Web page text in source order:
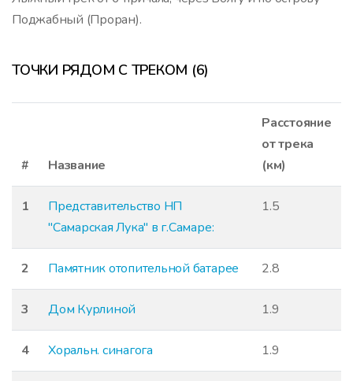
Поджабный (Проран).
ТОЧКИ РЯДОМ С ТРЕКОМ (6)
# Название
Расстояние
от трека
(км)
1
Представительство НП
"Самарская Лука" в г.Самаре:
1.5
2 Памятник отопительной батарее 2.8
3 Дом Курлиной 1.9
4 Хоральн. синагога 1.9